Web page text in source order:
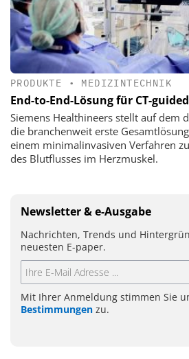
PRODUKTE • MEDIZINTECHNIK
End-to-End-Lösung für CT-guided
Siemens Healthineers stellt auf dem
die branchenweit erste
einem minimalinvasiven Verfahren
des Blutflusses im Herzmuskel.
Newsletter & e-Ausgabe
Nachrichten, Trends und
neuesten E-paper.
Mit Ihrer Anmeldung stimmen Sie
Bestimmungen zu.